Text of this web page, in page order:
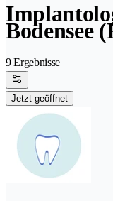
Bodensee
9 Ergebnisse
Jetzt geöffnet